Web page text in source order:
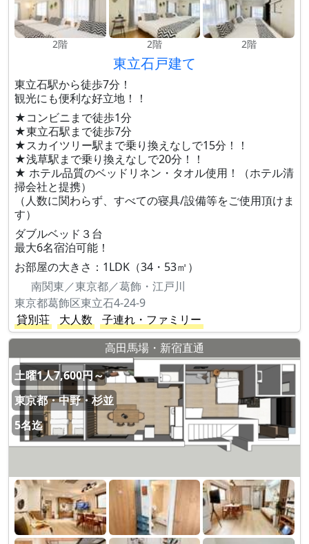
2階 2階 2階
東立石戸建て
東立石駅から徒歩7分！
観光にも便利な好立地！！
★コンビニまで徒歩1分
★東立石駅まで徒歩7分
★スカイツリー駅まで乗り換えなしで15分！！
★浅草駅まで乗り換えなしで20分！！
★ ホテル品質のベッドリネン・タオル使用！（ホテル清
掃会社と提携）
（人数に関わらず、すべての寝具/設備等をご使用頂けま
す）
ダブルベッド３台
最大6名宿泊可能！
お部屋の大きさ：1LDK（34・53㎡）
南関東／東京都／葛飾・江戸川
東京都葛飾区東立石4-24-9
貸別荘
大人数
子連れ・ファミリー
高田馬場・新宿直通
土曜1人7,600円～
東京都・中野・杉並
5名迄